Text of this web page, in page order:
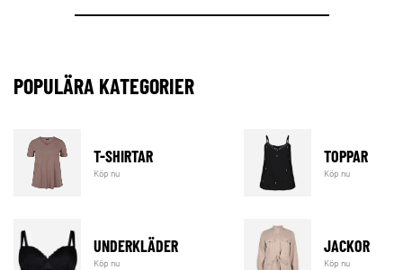
POPULÄRA KATEGORIER
T-SHIRTAR
Köp nu
TOPPAR
Köp nu
UNDERKLÄDER
Köp nu
JACKOR
Köp nu